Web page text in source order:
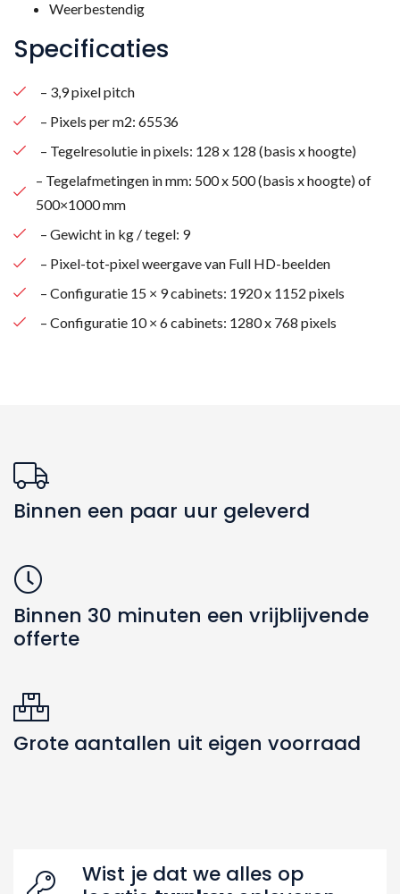
Weerbestendig
Specificaties
– 3,9 pixel pitch
– Pixels per m2: 65536
– Tegelresolutie in pixels: 128 x 128 (basis x hoogte)
– Tegelafmetingen in mm: 500 x 500 (basis x hoogte) of
500×1000 mm
– Gewicht in kg / tegel: 9
– Pixel-tot-pixel weergave van Full HD-beelden
– Configuratie 15 × 9 cabinets: 1920 x 1152 pixels
– Configuratie 10 × 6 cabinets: 1280 x 768 pixels
Binnen een paar uur geleverd
Binnen 30 minuten een vrijblijvende
offerte
Grote aantallen uit eigen voorraad
Wist je dat we alles op
Zoeken naar producten